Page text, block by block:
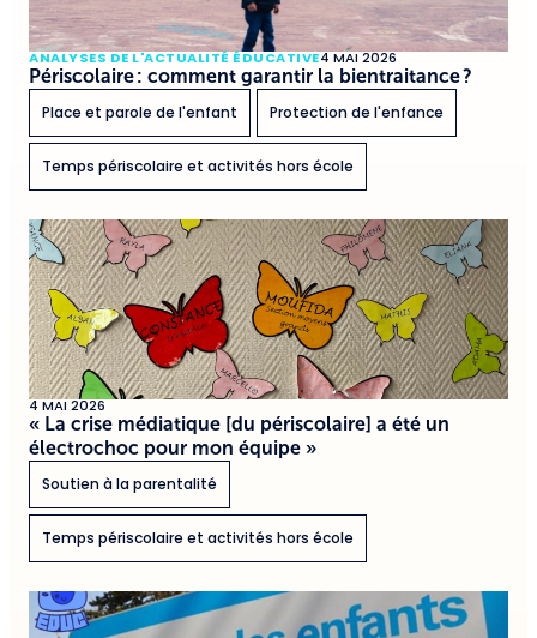
ANALYSES DE L'ACTUALITÉ ÉDUCATIVE4 MAI 2026
Périscolaire : comment garantir la bientraitance ?
Place et parole de l'enfant
Protection de l'enfance
Temps périscolaire et activités hors école
4 MAI 2026
« La crise médiatique [du périscolaire] a été un
électrochoc pour mon équipe »
Soutien à la parentalité
Temps périscolaire et activités hors école